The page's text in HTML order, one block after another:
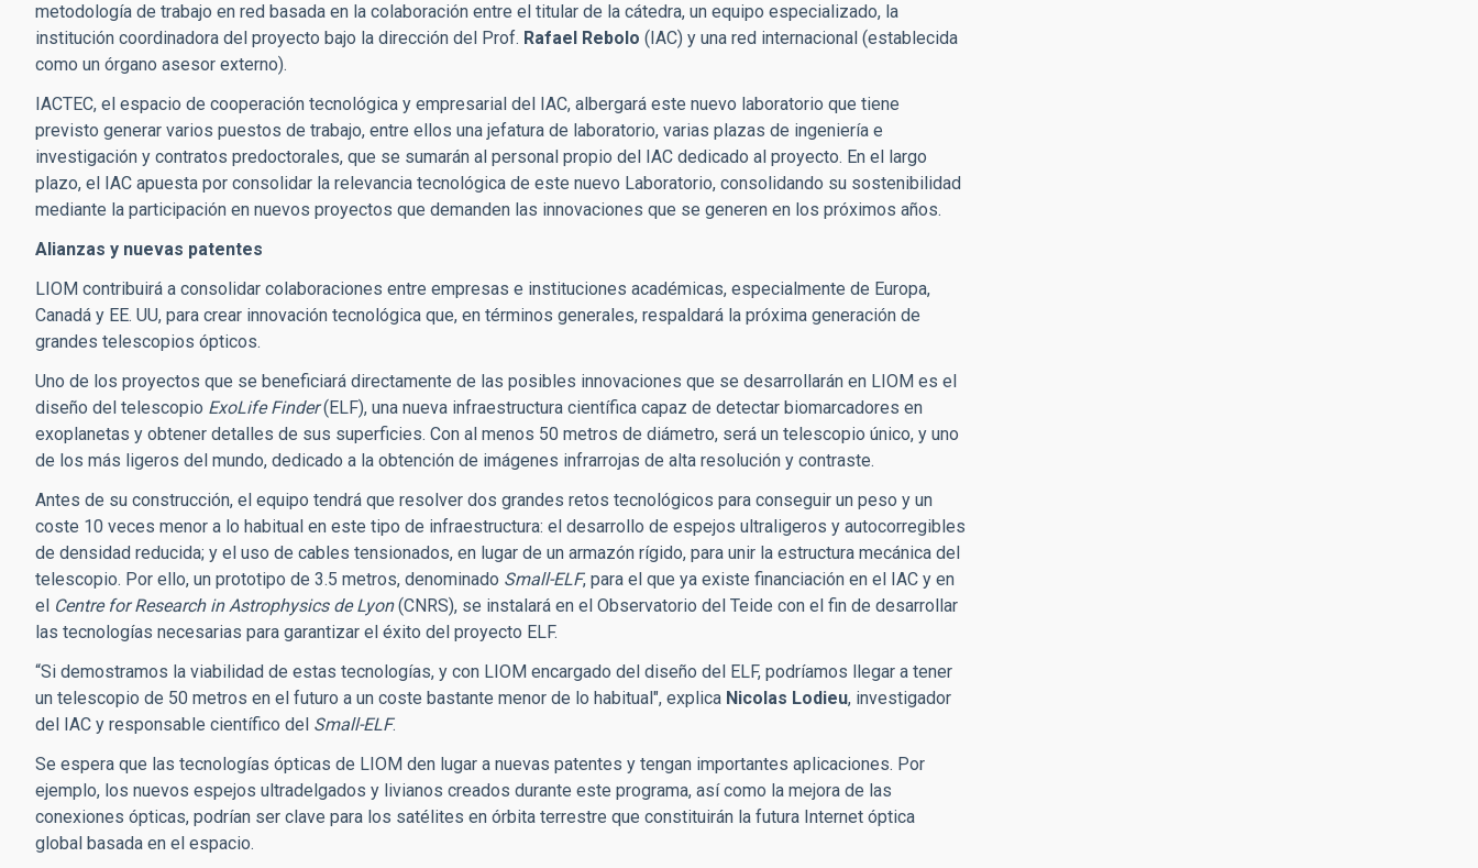
metodología de trabajo en red basada en la colaboración entre el titular de la cátedra, un equipo especializado, la
institución coordinadora del proyecto bajo la dirección del Prof. Rafael Rebolo (IAC) y una red internacional (establecida
como un órgano asesor externo).
IACTEC, el espacio de cooperación tecnológica y empresarial del IAC, albergará este nuevo laboratorio que tiene
previsto generar varios puestos de trabajo, entre ellos una jefatura de laboratorio, varias plazas de ingeniería e
investigación y contratos predoctorales, que se sumarán al personal propio del IAC dedicado al proyecto. En el largo
plazo, el IAC apuesta por consolidar la relevancia tecnológica de este nuevo Laboratorio, consolidando su sostenibilidad
mediante la participación en nuevos proyectos que demanden las innovaciones que se generen en los próximos años.
Alianzas y nuevas patentes
LIOM contribuirá a consolidar colaboraciones entre empresas e instituciones académicas, especialmente de Europa,
Canadá y EE. UU, para crear innovación tecnológica que, en términos generales, respaldará la próxima generación de
grandes telescopios ópticos.
Uno de los proyectos que se beneficiará directamente de las posibles innovaciones que se desarrollarán en LIOM es el
diseño del telescopio ExoLife Finder(ELF), una nueva infraestructura científica capaz de detectar biomarcadores en
exoplanetas y obtener detalles de sus superficies. Con al menos 50 metros de diámetro, será un telescopio único, y uno
de los más ligeros del mundo, dedicado a la obtención de imágenes infrarrojas de alta resolución y contraste.
Antes de su construcción, el equipo tendrá que resolver dos grandes retos tecnológicos para conseguir un peso y un
coste 10 veces menor a lo habitual en este tipo de infraestructura: el desarrollo de espejos ultraligeros y autocorregibles
de densidad reducida; y el uso de cables tensionados, en lugar de un armazón rígido, para unir la estructura mecánica del
telescopio. Por ello, un prototipo de 3.5 metros, denominado Small-ELF, para el que ya existe financiación en el IAC y en
el Centre for Research in Astrophysics de Lyon(CNRS), se instalará en el Observatorio del Teide con el fin de desarrollar
las tecnologías necesarias para garantizar el éxito del proyecto ELF.
“Si demostramos la viabilidad de estas tecnologías, y con LIOM encargado del diseño del ELF, podríamos llegar a tener
un telescopio de 50 metros en el futuro a un coste bastante menor de lo habitual", explica Nicolas Lodieu, investigador
del IAC y responsable científico del Small-ELF.
Se espera que las tecnologías ópticas de LIOM den lugar a nuevas patentes y tengan importantes aplicaciones. Por
ejemplo, los nuevos espejos ultradelgados y livianos creados durante este programa, así como la mejora de las
conexiones ópticas, podrían ser clave para los satélites en órbita terrestre que constituirán la futura Internet óptica
global basada en el espacio.